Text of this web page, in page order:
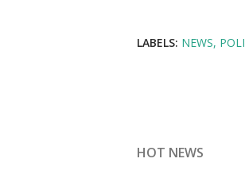
LABELS: NEWS
HOT NEWS